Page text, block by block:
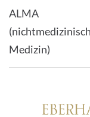
ALMA
Medizin)